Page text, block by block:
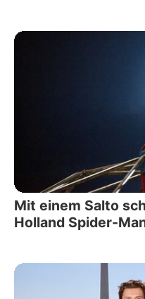
Mit einem Salto
Holland Spider-